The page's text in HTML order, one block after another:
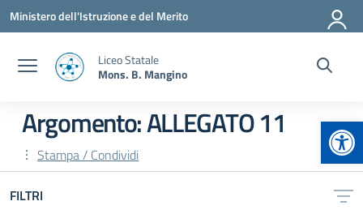
Vai ai contenuti
Vai al menu di navigazione
Vai al footer
Ministero dell'Istruzione e del Merito
Liceo Statale
Mons. B. Mangino
Argomento: ALLEGATO 11
Stampa / Condividi
FILTRI